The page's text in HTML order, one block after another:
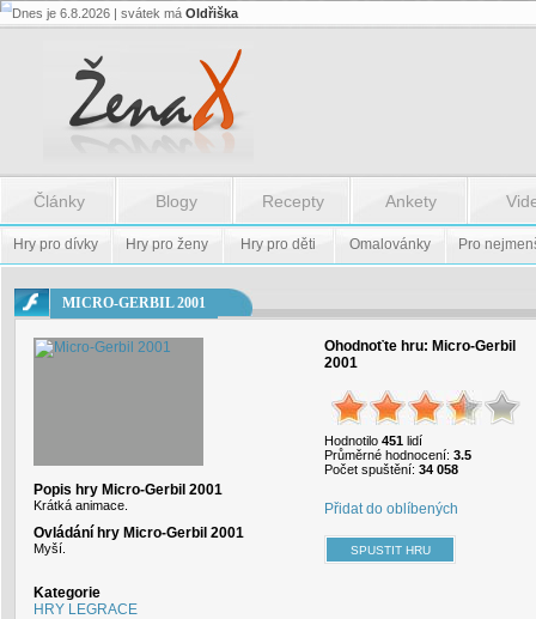
Flash.nazev
Flash.nazev
Dnes je 6.8.2026 | svátek má Oldřiška
Články Blogy Recepty Ankety
Hry pro dívky Hry pro ženy Hry pro děti Omalovánky Pro
MICRO-GERBIL 2001
Popis hry Micro-Gerbil 2001
Krátká animace.
Ovládání hry Micro-Gerbil 2001
Myší.
Kategorie
HRY LEGRACE
Ohodnoťte hru: Micro-Gerbil
2001
Hodnotilo 451 lidí
Průměrné hodnocení: 3.5
Počet spuštění: 34 058
Přidat do oblíbených